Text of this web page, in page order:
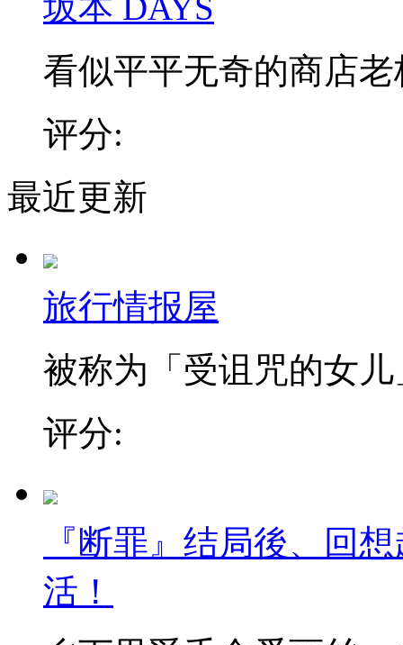
看似平平无奇的商店老
评分:
最近更新
旅行情报屋
被称为「受诅咒的女儿
评分:
『断罪』结局後、回
活！